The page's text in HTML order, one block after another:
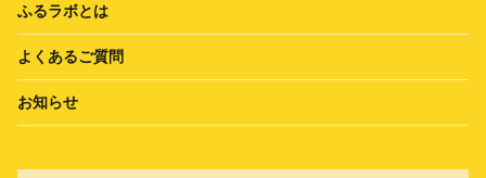
ふるラボとは
よくあるご質問
お知らせ